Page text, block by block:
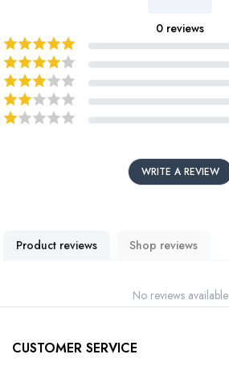
0 reviews
WRITE A REVIEW
Product reviews Shop reviews
No reviews available
CUSTOMER SERVICE